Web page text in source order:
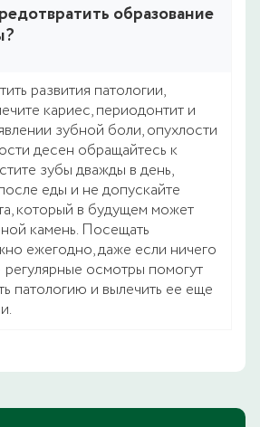
образование
развития патологии,
кариес, периодонтит и
зубной боли, опухлости
десен обращайтесь к
зубы дважды в день,
еды и не допускайте
который в будущем может
камень. Посещать
ежегодно, даже если ничего
осмотры помогут
патологию и вылечить ее еще